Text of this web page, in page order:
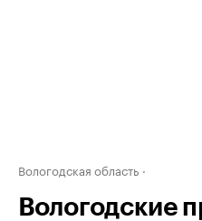
Вологодская область
Вологодские